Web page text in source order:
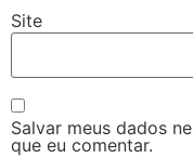
Site
Salvar meus dados
que eu comentar.